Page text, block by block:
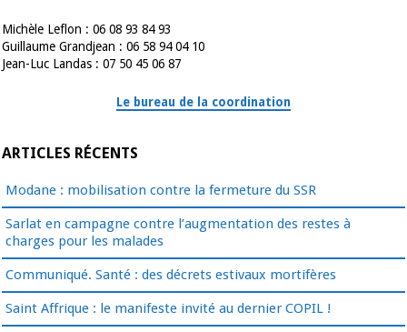
Michèle Leflon : 06 08 93 84 93
Guillaume Grandjean : 06 58 94 04 10
Jean-Luc Landas : 07 50 45 06 87
Le bureau de la coordination
ARTICLES RÉCENTS
Modane : mobilisation contre la fermeture du SSR
Sarlat en campagne contre l’augmentation des restes à
charges pour les malades
Communiqué. Santé : des décrets estivaux mortifères
Saint Affrique : le manifeste invité au dernier COPIL !